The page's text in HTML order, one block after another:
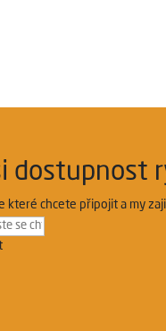
dostupnost
které chcete připojit a my